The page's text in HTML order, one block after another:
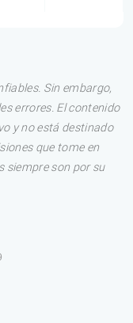
Sin embargo,
errores. El contenido
y no está destinado
que tome en
siempre son por su